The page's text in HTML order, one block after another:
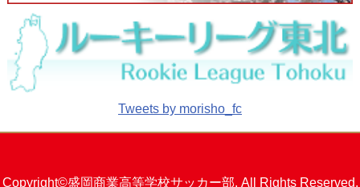
Tweets by morisho_fc
Copyright©盛岡商業高等学校サッカー部. All Rights Reserved.